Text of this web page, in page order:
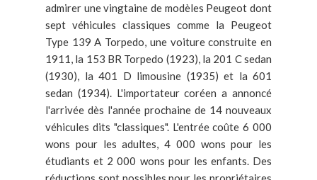
admirer une vingtaine de modèles Peugeot dont
sept véhicules classiques comme la Peugeot
Type 139 A Torpedo, une voiture construite en
1911, la 153 BR Torpedo (1923), la 201 C sedan
(1930), la 401 D limousine (1935) et la 601
sedan (1934). L'importateur coréen a annoncé
l'arrivée dès l'année prochaine de 14 nouveaux
véhicules dits "classiques". L'entrée coûte 6 000
wons pour les adultes, 4 000 wons pour les
étudiants et 2 000 wons pour les enfants. Des